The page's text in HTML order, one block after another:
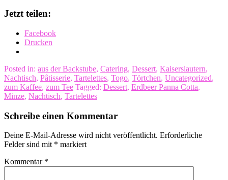
Jetzt teilen:
Facebook
Drucken
Posted in: aus der Backstube, Catering, Dessert, Kaiserslautern,
Nachtisch, Pâtisserie, Tartelettes, Togo, Törtchen, Uncategorized,
zum Kaffee, zum Tee Tagged: Dessert, Erdbeer Panna Cotta,
Minze, Nachtisch, Tartelettes
Schreibe einen Kommentar
Deine E-Mail-Adresse wird nicht veröffentlicht. Erforderliche
Felder sind mit * markiert
Kommentar *